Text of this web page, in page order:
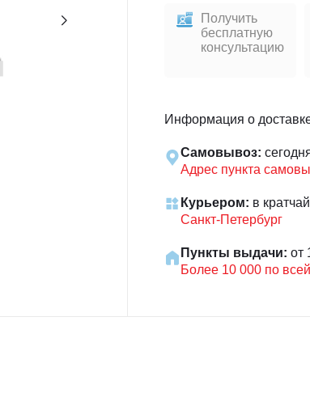
Получить
бесплатную
консультацию
Информация о
Самовывоз:
Адрес пункта
Курьером: в
Санкт-Петербург
Пункты выдачи: от
Более 10 000 по